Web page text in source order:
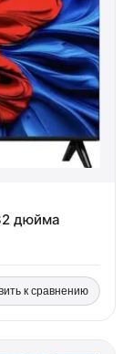
дюйма
к сравнению